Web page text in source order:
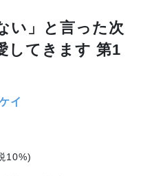
い」と言った次
してきます 第1
イ
10%)